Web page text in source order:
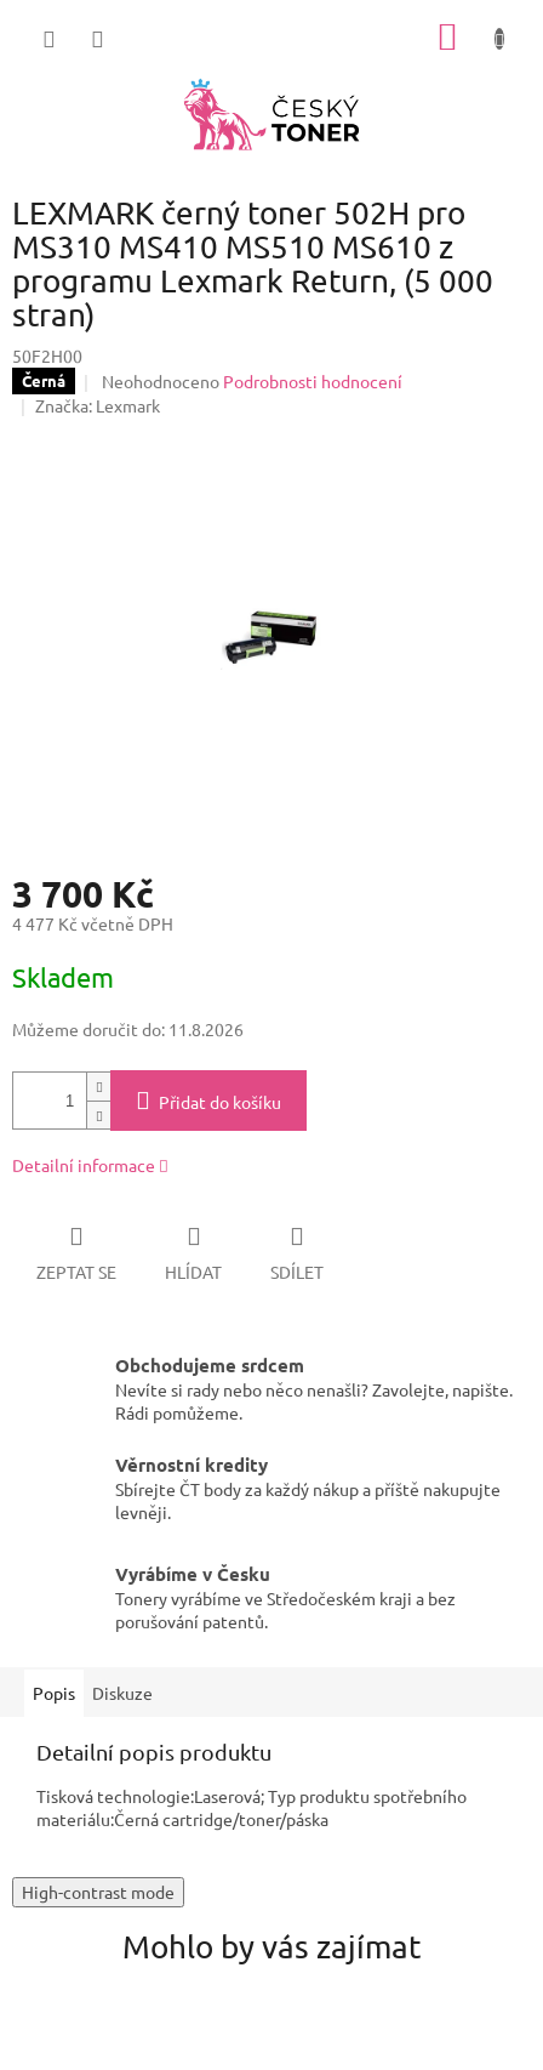
LEXMARK černý toner 502H pro
MS310 MS410 MS510 MS610 z
programu Lexmark Return, (5 000
stran)
50F2H00
Černá
Průměrné
hodnocení
Neohodnoceno Podrobnosti hodnocení
Značka: Lexmark
3 700 Kč
4 477 Kč včetně DPH
cena:
Skladem
Můžeme doručit do: 11.8.2026
Přidat do košíku
Detailní informace
ZEPTAT SE HLÍDAT SDÍLET
Obchodujeme srdcem
Nevíte si rady nebo něco nenašli? Zavolejte, napište.
Rádi pomůžeme.
Věrnostní kredity
Sbírejte ČT body za každý nákup a příště nakupujte
levněji.
Vyrábíme v Česku
Tonery vyrábíme ve Středočeském kraji a bez
porušování patentů.
Popis Diskuze
Detailní popis produktu
Tisková technologie:Laserová; Typ produktu spotřebního
materiálu:Černá cartridge/toner/páska
High-contrast mode
Mohlo by vás zajímat